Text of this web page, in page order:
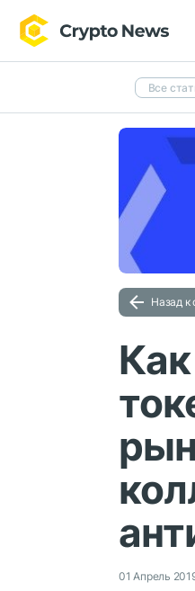
Все
Назад к
01 Апрель